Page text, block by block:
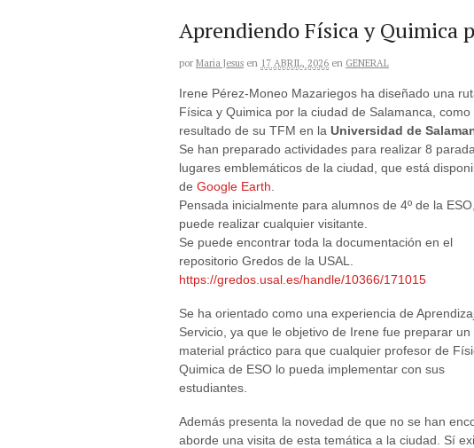
Aprendiendo Física y Quimica
por Maria Jesus en 17 ABRIL, 2026 en GENERAL
Irene Pérez-Moneo Mazariegos ha diseñado una
Física y Quimica por la ciudad de Salamanca, como
resultado de su TFM en la Universidad de
Se han preparado actividades para realizar 8
lugares emblemáticos de la ciudad, que está
de Google Earth.
Pensada inicialmente para alumnos de 4º de la
puede realizar cualquier visitante.
Se puede encontrar toda la documentación en el
repositorio Gredos de la USAL.
https://gredos.usal.es/handle/10366/171015
Se ha orientado como una experiencia de
Servicio, ya que le objetivo de Irene fue preparar un
material práctico para que cualquier profesor de
Quimica de ESO lo pueda implementar con sus
estudiantes.
Además presenta la novedad de que no se han
aborde una visita de esta temática a la ciudad. Sí